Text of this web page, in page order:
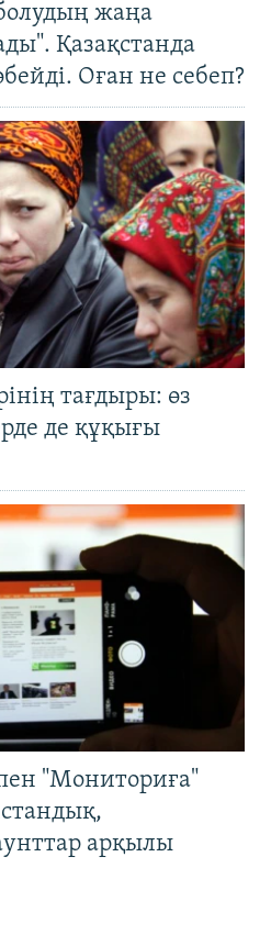
жаңа
Қазақстанда
Оған не себеп?
тағдыры: өз
де құқығы
"Мониториға"
арқылы